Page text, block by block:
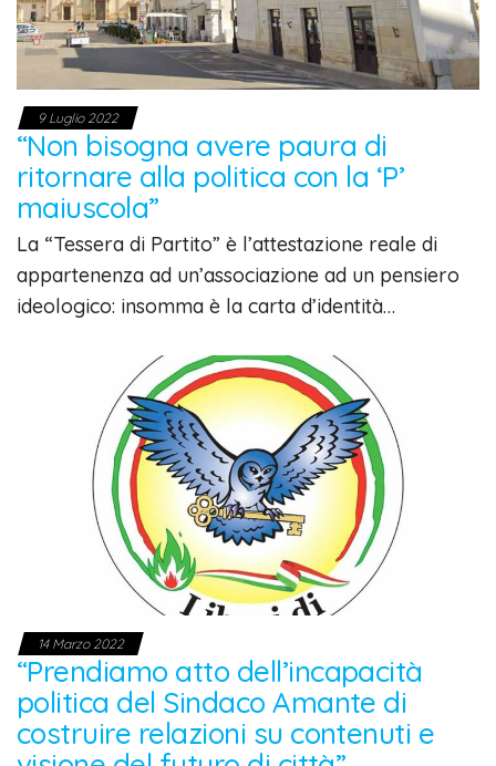
9 Luglio 2022
“Non bisogna avere paura di
ritornare alla politica con la ‘P’
maiuscola”
La “Tessera di Partito” è l’attestazione reale di
appartenenza ad un’associazione ad un pensiero
ideologico: insomma è la carta d’identità…
14 Marzo 2022
“Prendiamo atto dell’incapacità
politica del Sindaco Amante di
costruire relazioni su contenuti e